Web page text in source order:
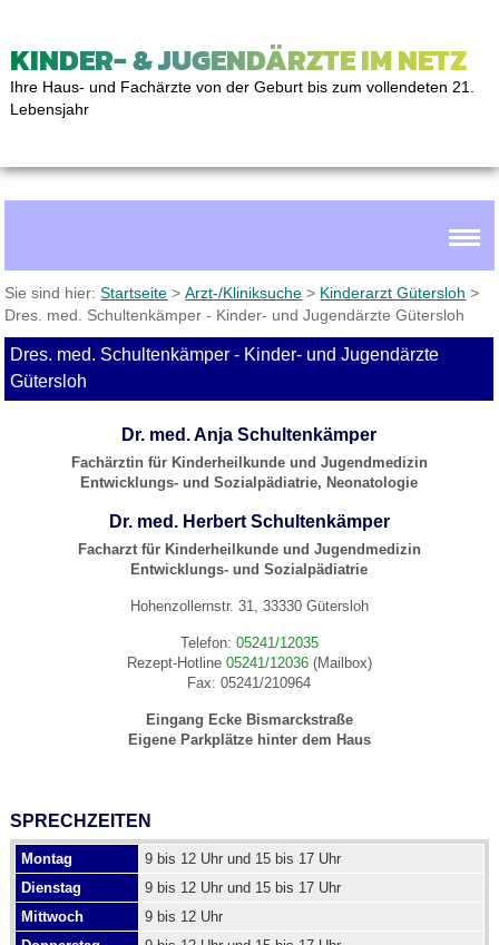
KINDER- & JUGENDÄRZTE IM NETZ
Ihre Haus- und Fachärzte von der Geburt bis zum vollendeten 21.
Lebensjahr
Sie sind hier:Startseite >Arzt-/Kliniksuche > Kinderarzt Gütersloh >
Dres. med. Schultenkämper - Kinder- und Jugendärzte Gütersloh
Dres. med. Schultenkämper - Kinder- und Jugendärzte
Gütersloh
Dr. med. Anja Schultenkämper
Fachärztin für Kinderheilkunde und Jugendmedizin
Entwicklungs- und Sozialpädiatrie, Neonatologie
Dr. med. Herbert Schultenkämper
Facharzt für Kinderheilkunde und Jugendmedizin
Entwicklungs- und Sozialpädiatrie
Hohenzollernstr. 31, 33330 Gütersloh
Telefon: 05241/12035
Rezept-Hotline 05241/12036(Mailbox)
Fax: 05241/210964
Eingang Ecke Bismarckstraße
Eigene Parkplätze hinter dem Haus
SPRECHZEITEN
Montag
9 bis 12 Uhr und 15 bis 17 Uhr
Dienstag
9 bis 12 Uhr und 15 bis 17 Uhr
Mittwoch
9 bis 12 Uhr